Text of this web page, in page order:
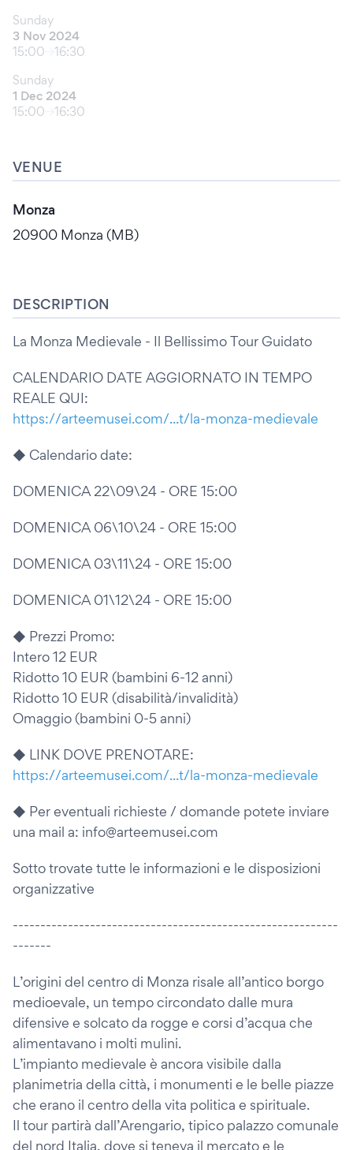
Sunday
3 Nov 2024
15:00
16:30
Sunday
1 Dec 2024
15:00
16:30
VENUE
Monza
20900 Monza (MB)
DESCRIPTION
La Monza Medievale - Il Bellissimo Tour Guidato
CALENDARIO DATE AGGIORNATO IN TEMPO
REALE QUI:
https://arteemusei.com/...t/la-monza-medievale
◆ Calendario date:
DOMENICA 22\09\24 - ORE 15:00
DOMENICA 06\10\24 - ORE 15:00
DOMENICA 03\11\24 - ORE 15:00
DOMENICA 01\12\24 - ORE 15:00
◆ Prezzi Promo:
Intero 12 EUR
Ridotto 10 EUR (bambini 6-12 anni)
Ridotto 10 EUR (disabilità/invalidità)
Omaggio (bambini 0-5 anni)
◆ LINK DOVE PRENOTARE:
https://arteemusei.com/...t/la-monza-medievale
◆ Per eventuali richieste / domande potete inviare
una mail a: info@arteemusei.com
Sotto trovate tutte le informazioni e le disposizioni
organizzative
-----------------------------------------------------------
-------
L’origini del centro di Monza risale all’antico borgo
medioevale, un tempo circondato dalle mura
difensive e solcato da rogge e corsi d’acqua che
alimentavano i molti mulini.
L’impianto medievale è ancora visibile dalla
planimetria della città, i monumenti e le belle piazze
che erano il centro della vita politica e spirituale.
Il tour partirà dall’Arengario, tipico palazzo comunale
del nord Italia, dove si teneva il mercato e le